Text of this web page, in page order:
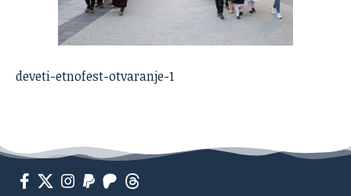
deveti-etnofest-otvaranje-1